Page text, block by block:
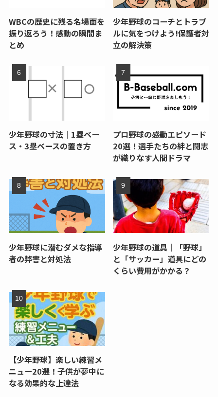
WBCの歴史に残る名場面を
振り返ろう！感動の瞬間ま
とめ
少年野球のコーチとトラブ
ルに気をつけよう!保護者対
立の解決策
少年野球の寸法｜1塁ベー
ス・3塁ベースの置き方
プロ野球の感動エピソード
20選！選手たちの絆と闘志
が織りなす人間ドラマ
少年野球に潜むダメな指導
者の弊害と対処法
少年野球の道具｜「野球」
と「サッカー」道具にどの
くらい費用がかかる？
【少年野球】楽しい練習メ
ニュー20選！子供が夢中に
なる効果的な上達法